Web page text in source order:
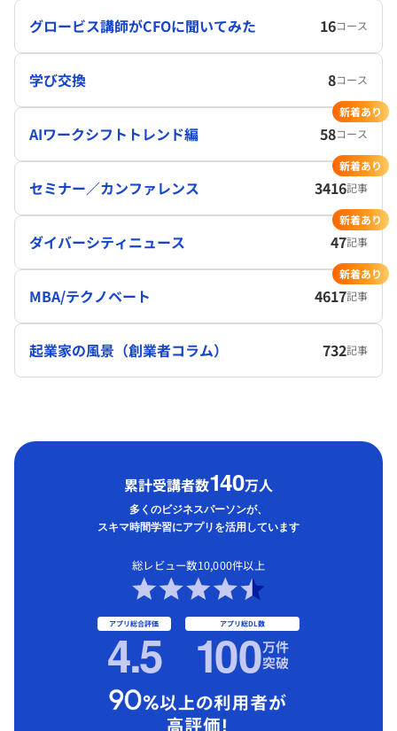
グロービス講師がCFOに聞いてみた 16コース
学び交換 8コース
AIワークシフトトレンド編 58コース
新着あり
セミナー／カンファレンス 3416記事
新着あり
ダイバーシティニュース 47記事
新着あり
MBA/テクノベート 4617記事
新着あり
起業家の風景（創業者コラム） 732記事
累計受講者数140万人
多くのビジネスパーソンが、
スキマ時間学習にアプリを活用しています
総レビュー数10,000件以上
アプリ総合評価
4.5 アプリ総DL数
100万件
突破